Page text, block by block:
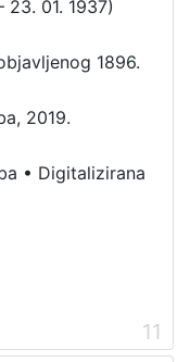
01. 1937)
1896.
2019.
• Digitalizirana
11